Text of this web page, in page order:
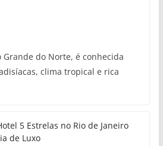
do Norte, é conhecida
clima tropical e rica
5 Estrelas no Rio de Janeiro
de Luxo